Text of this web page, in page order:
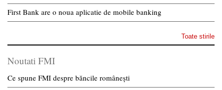
First Bank are o noua aplicatie de mobile banking
Toate stirile
Noutati FMI
Ce spune FMI despre băncile românești